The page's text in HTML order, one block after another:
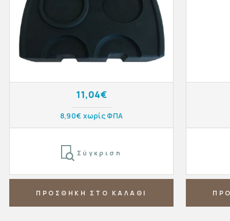
11,04€
8,90€ χωρίς ΦΠΑ
Σύγκριση
ΠΡΟΣΘΗΚΗ ΣΤΟ ΚΑΛΑΘΙ